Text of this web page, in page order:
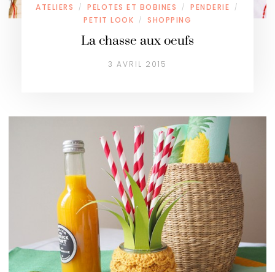
ATELIERS
/ PELOTES ET BOBINES / PENDERIE /
PETIT LOOK / SHOPPING
La chasse aux oeufs
3 AVRIL 2015